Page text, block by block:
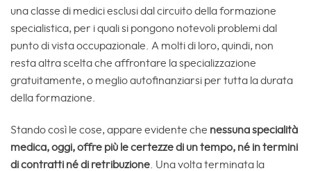
una classe di medici esclusi dal circuito della formazione
specialistica, per i quali si pongono notevoli problemi dal
punto di vista occupazionale. A molti di loro, quindi, non
resta altra scelta che affrontare la specializzazione
gratuitamente, o meglio autofinanziarsi per tutta la durata
della formazione.
Stando così le cose, appare evidente che nessuna specialità
medica, oggi, offre più le certezze di un tempo, né in termini
di contratti né di retribuzione . Una volta terminata la